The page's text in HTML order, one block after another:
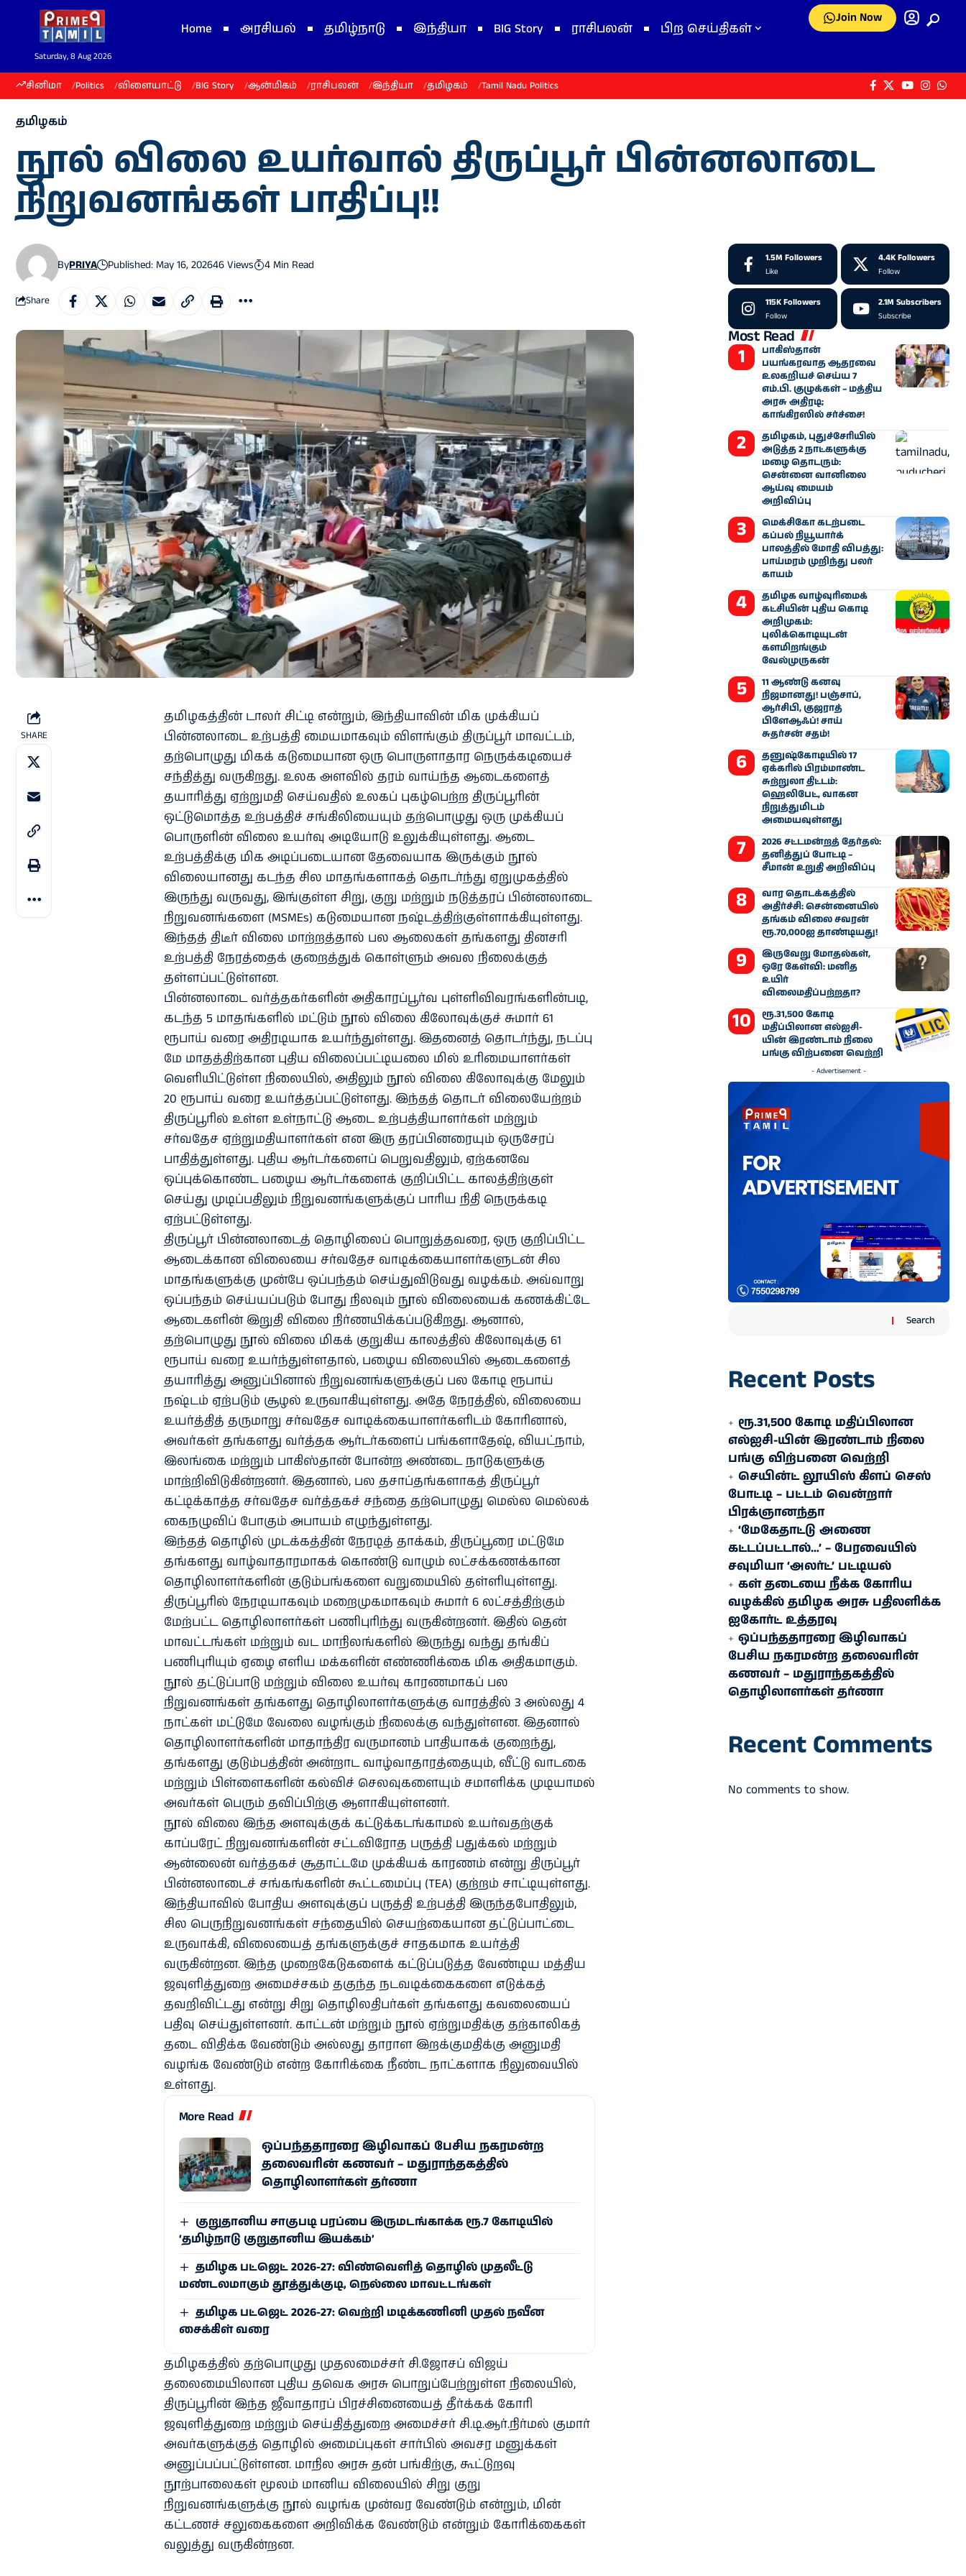
Saturday, 8 Aug 2026
Home அரசியல் தமிழ்நாடு இந்தியா BIG Story ராசிபலன் பிற செய்திகள்
Join Now
சினிமா Politics விளையாட்டு BIG Story ஆன்மிகம் ராசிபலன் இந்தியா தமிழகம் Tamil Nadu Politics
தமிழகம்
நூல் விலை உயர்வால் திருப்பூர் பின்னலாடை
நிறுவனங்கள் பாதிப்பு!!
ByPRIYA Published: May 16, 202646 Views 4 Min Read
Share
SHARE
தமிழகத்தின் டாலர் சிட்டி என்றும், இந்தியாவின் மிக முக்கியப்
பின்னலாடை உற்பத்தி மையமாகவும் விளங்கும் திருப்பூர் மாவட்டம்,
தற்பொழுது மிகக் கடுமையான ஒரு பொருளாதார நெருக்கடியைச்
சந்தித்து வருகிறது. உலக அளவில் தரம் வாய்ந்த ஆடைகளைத்
தயாரித்து ஏற்றுமதி செய்வதில் உலகப் புகழ்பெற்ற திருப்பூரின்
ஒட்டுமொத்த உற்பத்திச் சங்கிலியையும் தற்பொழுது ஒரு முக்கியப்
பொருளின் விலை உயர்வு அடியோடு உலுக்கியுள்ளது. ஆடை
உற்பத்திக்கு மிக அடிப்படையான தேவையாக இருக்கும் நூல்
விலையானது கடந்த சில மாதங்களாகத் தொடர்ந்து ஏறுமுகத்தில்
இருந்து வருவது, இங்குள்ள சிறு, குறு மற்றும் நடுத்தரப் பின்னலாடை
நிறுவனங்களை (MSMEs) கடுமையான நஷ்டத்திற்குள்ளாக்கியுள்ளது.
இந்தத் திடீர் விலை மாற்றத்தால் பல ஆலைகள் தங்களது தினசரி
உற்பத்தி நேரத்தைக் குறைத்துக் கொள்ளும் அவல நிலைக்குத்
தள்ளப்பட்டுள்ளன.
பின்னலாடை வர்த்தகர்களின் அதிகாரப்பூர்வ புள்ளிவிவரங்களின்படி,
கடந்த 5 மாதங்களில் மட்டும் நூல் விலை கிலோவுக்குச் சுமார் 61
ரூபாய் வரை அதிரடியாக உயர்ந்துள்ளது. இதனைத் தொடர்ந்து, நடப்பு
மே மாதத்திற்கான புதிய விலைப்பட்டியலை மில் உரிமையாளர்கள்
வெளியிட்டுள்ள நிலையில், அதிலும் நூல் விலை கிலோவுக்கு மேலும்
20 ரூபாய் வரை உயர்த்தப்பட்டுள்ளது. இந்தத் தொடர் விலையேற்றம்
திருப்பூரில் உள்ள உள்நாட்டு ஆடை உற்பத்தியாளர்கள் மற்றும்
சர்வதேச ஏற்றுமதியாளர்கள் என இரு தரப்பினரையும் ஒருசேரப்
பாதித்துள்ளது. புதிய ஆர்டர்களைப் பெறுவதிலும், ஏற்கனவே
ஒப்புக்கொண்ட பழைய ஆர்டர்களைக் குறிப்பிட்ட காலத்திற்குள்
செய்து முடிப்பதிலும் நிறுவனங்களுக்குப் பாரிய நிதி நெருக்கடி
ஏற்பட்டுள்ளது.
திருப்பூர் பின்னலாடைத் தொழிலைப் பொறுத்தவரை, ஒரு குறிப்பிட்ட
ஆடைக்கான விலையை சர்வதேச வாடிக்கையாளர்களுடன் சில
மாதங்களுக்கு முன்பே ஒப்பந்தம் செய்துவிடுவது வழக்கம். அவ்வாறு
ஒப்பந்தம் செய்யப்படும் போது நிலவும் நூல் விலையைக் கணக்கிட்டே
ஆடைகளின் இறுதி விலை நிர்ணயிக்கப்படுகிறது. ஆனால்,
தற்பொழுது நூல் விலை மிகக் குறுகிய காலத்தில் கிலோவுக்கு 61
ரூபாய் வரை உயர்ந்துள்ளதால், பழைய விலையில் ஆடைகளைத்
தயாரித்து அனுப்பினால் நிறுவனங்களுக்குப் பல கோடி ரூபாய்
நஷ்டம் ஏற்படும் சூழல் உருவாகியுள்ளது. அதே நேரத்தில், விலையை
உயர்த்தித் தருமாறு சர்வதேச வாடிக்கையாளர்களிடம் கோரினால்,
அவர்கள் தங்களது வர்த்தக ஆர்டர்களைப் பங்களாதேஷ், வியட்நாம்,
இலங்கை மற்றும் பாகிஸ்தான் போன்ற அண்டை நாடுகளுக்கு
மாற்றிவிடுகின்றனர். இதனால், பல தசாப்தங்களாகத் திருப்பூர்
கட்டிக்காத்த சர்வதேச வர்த்தகச் சந்தை தற்பொழுது மெல்ல மெல்லக்
கைநழுவிப் போகும் அபாயம் எழுந்துள்ளது.
இந்தத் தொழில் முடக்கத்தின் நேரடித் தாக்கம், திருப்பூரை மட்டுமே
தங்களது வாழ்வாதாரமாகக் கொண்டு வாழும் லட்சக்கணக்கான
தொழிலாளர்களின் குடும்பங்களை வறுமையில் தள்ளியுள்ளது.
திருப்பூரில் நேரடியாகவும் மறைமுகமாகவும் சுமார் 6 லட்சத்திற்கும்
மேற்பட்ட தொழிலாளர்கள் பணிபுரிந்து வருகின்றனர். இதில் தென்
மாவட்டங்கள் மற்றும் வட மாநிலங்களில் இருந்து வந்து தங்கிப்
பணிபுரியும் ஏழை எளிய மக்களின் எண்ணிக்கை மிக அதிகமாகும்.
நூல் தட்டுப்பாடு மற்றும் விலை உயர்வு காரணமாகப் பல
நிறுவனங்கள் தங்களது தொழிலாளர்களுக்கு வாரத்தில் 3 அல்லது 4
நாட்கள் மட்டுமே வேலை வழங்கும் நிலைக்கு வந்துள்ளன. இதனால்
தொழிலாளர்களின் மாதாந்திர வருமானம் பாதியாகக் குறைந்து,
தங்களது குடும்பத்தின் அன்றாட வாழ்வாதாரத்தையும், வீட்டு வாடகை
மற்றும் பிள்ளைகளின் கல்விச் செலவுகளையும் சமாளிக்க முடியாமல்
அவர்கள் பெரும் தவிப்பிற்கு ஆளாகியுள்ளனர்.
நூல் விலை இந்த அளவுக்குக் கட்டுக்கடங்காமல் உயர்வதற்குக்
காப்பரேட் நிறுவனங்களின் சட்டவிரோத பருத்தி பதுக்கல் மற்றும்
ஆன்லைன் வர்த்தகச் சூதாட்டமே முக்கியக் காரணம் என்று திருப்பூர்
பின்னலாடைச் சங்கங்களின் கூட்டமைப்பு (TEA) குற்றம் சாட்டியுள்ளது.
இந்தியாவில் போதிய அளவுக்குப் பருத்தி உற்பத்தி இருந்தபோதிலும்,
சில பெருநிறுவனங்கள் சந்தையில் செயற்கையான தட்டுப்பாட்டை
உருவாக்கி, விலையைத் தங்களுக்குச் சாதகமாக உயர்த்தி
வருகின்றன. இந்த முறைகேடுகளைக் கட்டுப்படுத்த வேண்டிய மத்திய
ஜவுளித்துறை அமைச்சகம் தகுந்த நடவடிக்கைகளை எடுக்கத்
தவறிவிட்டது என்று சிறு தொழிலதிபர்கள் தங்களது கவலையைப்
பதிவு செய்துள்ளனர். காட்டன் மற்றும் நூல் ஏற்றுமதிக்கு தற்காலிகத்
தடை விதிக்க வேண்டும் அல்லது தாராள இறக்குமதிக்கு அனுமதி
வழங்க வேண்டும் என்ற கோரிக்கை நீண்ட நாட்களாக நிலுவையில்
உள்ளது.
More Read
ஒப்பந்ததாரரை இழிவாகப் பேசிய நகரமன்ற
தலைவரின் கணவர் – மதுராந்தகத்தில்
தொழிலாளர்கள் தர்ணா
குறுதானிய சாகுபடி பரப்பை இருமடங்காக்க ரூ.7 கோடியில்
‘தமிழ்நாடு குறுதானிய இயக்கம்’
தமிழக பட்ஜெட் 2026-27: விண்வெளித் தொழில் முதலீட்டு
மண்டலமாகும் தூத்துக்குடி, நெல்லை மாவட்டங்கள்
தமிழக பட்ஜெட் 2026-27: வெற்றி மடிக்கணினி முதல் நவீன
சைக்கிள் வரை
தமிழகத்தில் தற்பொழுது முதலமைச்சர் சி.ஜோசப் விஜய்
தலைமையிலான புதிய தவெக அரசு பொறுப்பேற்றுள்ள நிலையில்,
திருப்பூரின் இந்த ஜீவாதாரப் பிரச்சினையைத் தீர்க்கக் கோரி
ஜவுளித்துறை மற்றும் செய்தித்துறை அமைச்சர் சி.டி.ஆர்.நிர்மல் குமார்
அவர்களுக்குத் தொழில் அமைப்புகள் சார்பில் அவசர மனுக்கள்
அனுப்பப்பட்டுள்ளன. மாநில அரசு தன் பங்கிற்கு, கூட்டுறவு
நூற்பாலைகள் மூலம் மானிய விலையில் சிறு குறு
நிறுவனங்களுக்கு நூல் வழங்க முன்வர வேண்டும் என்றும், மின்
கட்டணச் சலுகைகளை அறிவிக்க வேண்டும் என்றும் கோரிக்கைகள்
வலுத்து வருகின்றன.
1.5M Followers
Like
4.4K Followers
Follow
115K Followers
Follow
2.1M Subscribers
Subscribe
Most Read
பாகிஸ்தான்
பயங்கரவாத ஆதரவை
உலகறியச் செய்ய 7
எம்.பி. குழுக்கள் – மத்திய
அரசு அதிரடி;
காங்கிரஸில் சர்ச்சை!
தமிழகம், புதுச்சேரியில்
அடுத்த 2 நாட்களுக்கு
மழை தொடரும்:
சென்னை வானிலை
ஆய்வு மையம்
அறிவிப்பு
மெக்சிகோ கடற்படை
கப்பல் நியூயார்க்
பாலத்தில் மோதி விபத்து:
பாய்மரம் முறிந்து பலர்
காயம்
தமிழக வாழ்வுரிமைக்
கட்சியின் புதிய கொடி
அறிமுகம்:
புலிக்கொடியுடன்
களமிறங்கும்
வேல்முருகன்
11 ஆண்டு கனவு
நிஜமானது! பஞ்சாப்,
ஆர்சிபி, குஜராத்
பிளேஆஃப்! சாய்
சுதர்சன் சதம்!
தனுஷ்கோடியில் 17
ஏக்கரில் பிரம்மாண்ட
சுற்றுலா திட்டம்:
ஹெலிபேட், வாகன
நிறுத்துமிடம்
அமையவுள்ளது
2026 சட்டமன்றத் தேர்தல்:
தனித்துப் போட்டி –
சீமான் உறுதி அறிவிப்பு
வார தொடக்கத்தில்
அதிர்ச்சி: சென்னையில்
தங்கம் விலை சவரன்
ரூ.70,000ஐ தாண்டியது!
இருவேறு மோதல்கள்,
ஒரே கேள்வி: மனித
உயிர்
விலைமதிப்பற்றதா?
ரூ.31,500 கோடி
மதிப்பிலான எல்ஐசி-​
யின் இரண்​டாம் நிலை
பங்கு விற்பனை வெற்றி
- Advertisement -
Search
Recent Posts
ரூ.31,500 கோடி மதிப்பிலான
எல்ஐசி-​யின் இரண்​டாம் நிலை
பங்கு விற்பனை வெற்றி
செயின்ட் லூயிஸ் கிளப் செஸ்
போட்டி – பட்டம் வென்றார்
பிரக்ஞானந்தா
‘மேகேதாட்டு அணை
கட்டப்பட்டால்…’ – பேரவையில்
சவுமியா ‘அலர்ட்’ பட்டியல்
கள் தடையை நீக்க கோரிய
வழக்கில் தமிழக அரசு பதிலளிக்க
ஐகோர்ட் உத்தரவு
ஒப்பந்ததாரரை இழிவாகப்
பேசிய நகரமன்ற தலைவரின்
கணவர் – மதுராந்தகத்தில்
தொழிலாளர்கள் தர்ணா
Recent Comments
No comments to show.